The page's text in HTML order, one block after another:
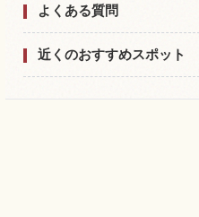
よくある質問
近くのおすすめスポット